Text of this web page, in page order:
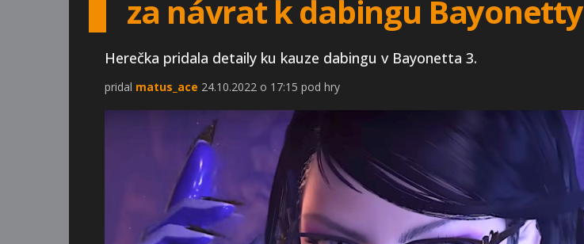
za návrat k dabingu Bayonetty
Herečka pridala detaily ku kauze dabingu v Bayonetta 3.
pridal matus_ace 24.10.2022 o 17:15 pod hry